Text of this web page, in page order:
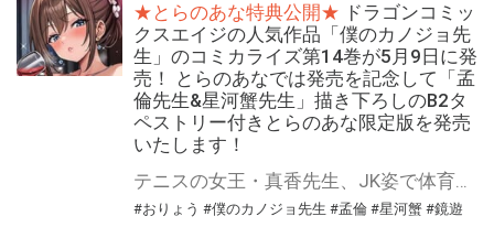
★とらのあな特典公開★ ドラゴンコミッ
クスエイジの人気作品「僕のカノジョ先
生」のコミカライズ第14巻が5月9日に発
売！ とらのあなでは発売を記念して「孟
倫先生&星河蟹先生」描き下ろしのB2タ
ペストリー付きとらのあな限定版を発売
いたします！
テニスの女王・真香先生、JK姿で体育祭に降臨！？ 「僕のカノジョ先生」の第14巻が5月9日(金)に発売！ とらのあなでは発売を記念して「B2タペストリー」付きとらのあな限定版を発売いたします。 イラストは「孟倫先生&星河蟹先生」の描き下ろしイラストです！ とらのあな限定版は数量限定となりますので是非お早めにお求めください！
#おりょう #僕のカノジョ先生 #孟倫 #星河蟹 #鏡遊